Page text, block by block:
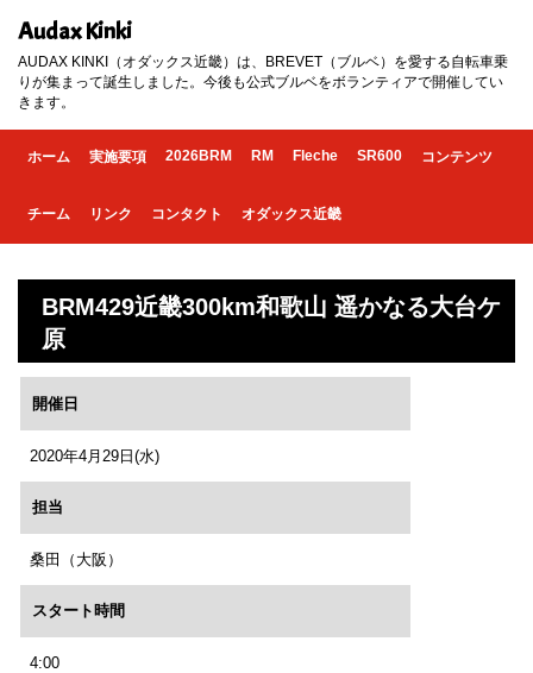
Audax Kinki
AUDAX KINKI（オダックス近畿）は、BREVET（ブルベ）を愛する自転車乗
りが集まって誕生しました。今後も公式ブルベをボランティアで開催してい
きます。
ホーム 実施要項 2026BRM RM Fleche SR600 コンテンツ
チーム リンク コンタクト オダックス近畿
BRM429近畿300km和歌山 遥かなる大台ケ
原
開催日
2020年4月29日(水)
担当
桑田（大阪）
スタート時間
4:00